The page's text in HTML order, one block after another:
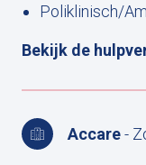
Poliklinisch/
Bekijk de
Accare-